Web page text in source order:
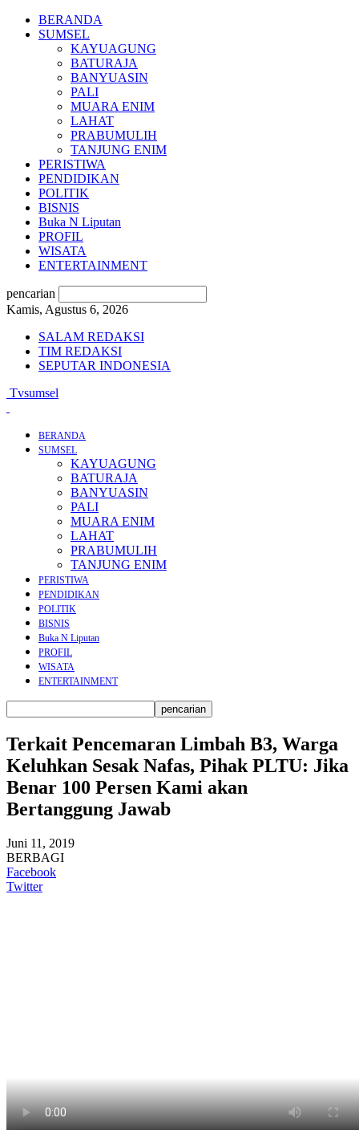
BERANDA
SUMSEL
KAYUAGUNG
BATURAJA
BANYUASIN
PALI
MUARA ENIM
LAHAT
PRABUMULIH
TANJUNG ENIM
PERISTIWA
PENDIDIKAN
POLITIK
BISNIS
Buka N Liputan
PROFIL
WISATA
ENTERTAINMENT
pencarian
Kamis, Agustus 6, 2026
SALAM REDAKSI
TIM REDAKSI
SEPUTAR INDONESIA
Tvsumsel
BERANDA
SUMSEL
KAYUAGUNG
BATURAJA
BANYUASIN
PALI
MUARA ENIM
LAHAT
PRABUMULIH
TANJUNG ENIM
PERISTIWA
PENDIDIKAN
POLITIK
BISNIS
Buka N Liputan
PROFIL
WISATA
ENTERTAINMENT
Terkait Pencemaran Limbah B3, Warga
Keluhkan Sesak Nafas, Pihak PLTU: Jika
Benar 100 Persen Kami akan
Bertanggung Jawab
Juni 11, 2019
BERBAGI
Facebook
Twitter